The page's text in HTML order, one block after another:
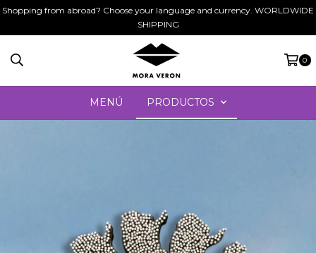
Shopping from abroad? Choose your language and currency. WORLDWIDE
SHIPPING
0
MENÚ PRODUCTOS